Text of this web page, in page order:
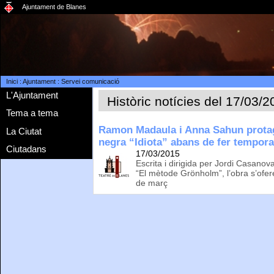
Ajuntament de Blanes
Inici: Ajuntament: Servei comunicació
L'Ajuntament
Tema a tema
La Ciutat
Ciutadans
Històric notícies del 17/03/
Ramon Madaula i Anna Sahun
negra “Idiota” abans de fer
17/03/2015
Escrita i dirigida per Jordi
“El mètode Grönholm”, l’obra
de març